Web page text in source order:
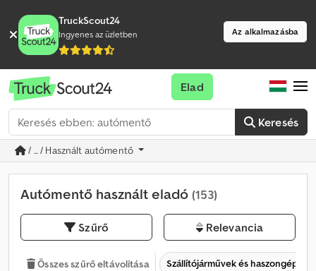
TruckScout24
Ingyenes az üzletben Az alkalmazásba
Keresés
Elad
/ ... / Használt autómentő
Autómentő használt eladó (153)
Szűrő Relevancia
Összes szűrő eltávolítása Szállítójárművek és